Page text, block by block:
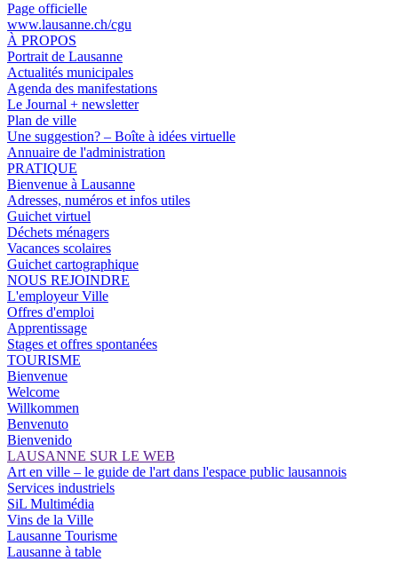
Page officielle
www.lausanne.ch/cgu
À PROPOS
Portrait de Lausanne
Actualités municipales
Agenda des manifestations
Le Journal + newsletter
Plan de ville
Une suggestion? – Boîte à idées virtuelle
Annuaire de l'administration
PRATIQUE
Bienvenue à Lausanne
Adresses, numéros et infos utiles
Guichet virtuel
Déchets ménagers
Vacances scolaires
Guichet cartographique
NOUS REJOINDRE
L'employeur Ville
Offres d'emploi
Apprentissage
Stages et offres spontanées
TOURISME
Bienvenue
Welcome
Willkommen
Benvenuto
Bienvenido
LAUSANNE SUR LE WEB
Art en ville – le guide de l'art dans l'espace public lausannois
Services industriels
SiL Multimédia
Vins de la Ville
Lausanne Tourisme
Lausanne à table